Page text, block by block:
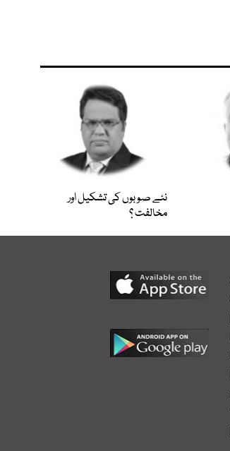
نئے صوبوں کی تشکیل اور
مخالفت ؟